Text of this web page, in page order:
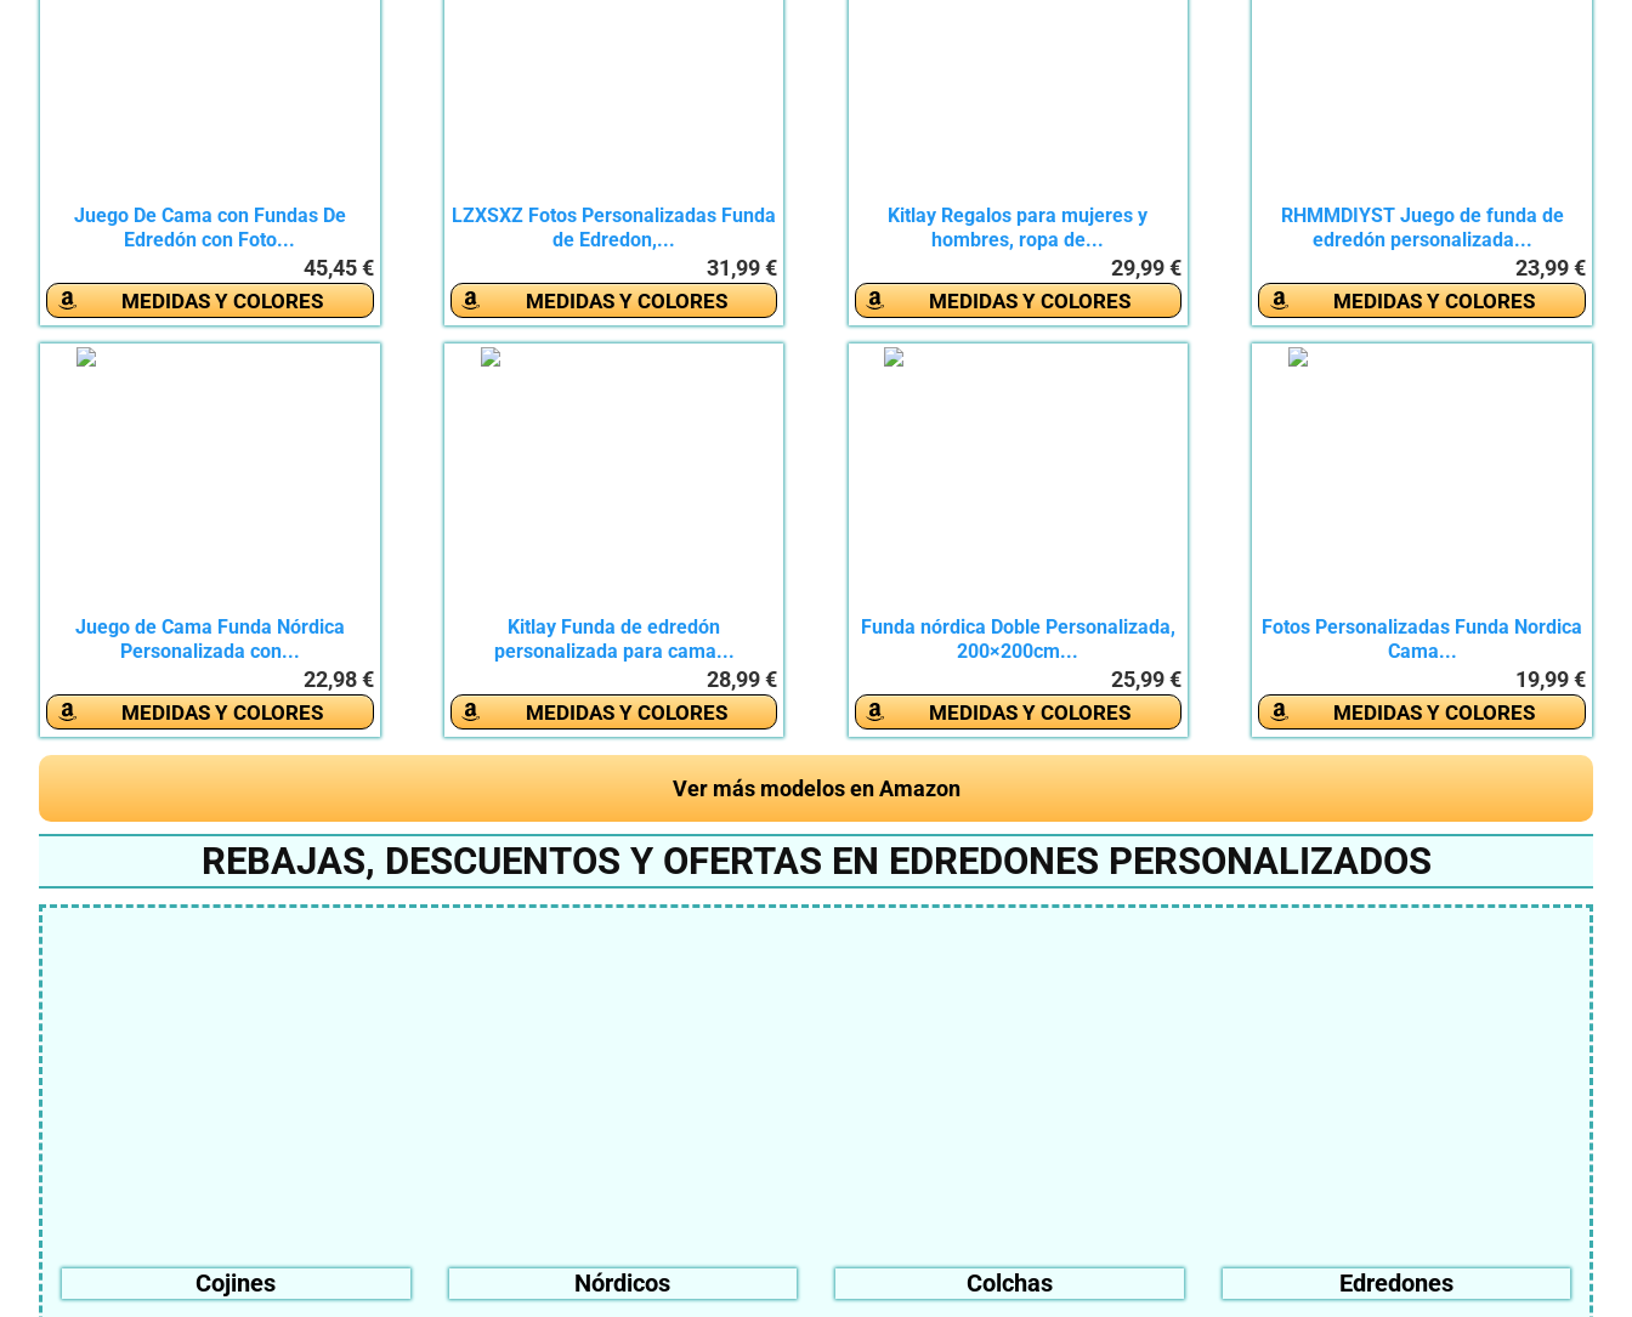
Juego De Cama con Fundas De
Edredón con Foto...
45,45 €
MEDIDAS Y COLORES
LZXSXZ Fotos Personalizadas Funda
de Edredon,...
31,99 €
MEDIDAS Y COLORES
Kitlay Regalos para mujeres y
hombres, ropa de...
29,99 €
MEDIDAS Y COLORES
RHMMDIYST Juego de funda de
edredón personalizada...
23,99 €
MEDIDAS Y COLORES
Juego de Cama Funda Nórdica
Personalizada con...
22,98 €
MEDIDAS Y COLORES
Kitlay Funda de edredón
personalizada para cama...
28,99 €
MEDIDAS Y COLORES
Funda nórdica Doble Personalizada,
200×200cm...
25,99 €
MEDIDAS Y COLORES
Fotos Personalizadas Funda Nordica
Cama...
19,99 €
MEDIDAS Y COLORES
Ver más modelos en Amazon
REBAJAS, DESCUENTOS Y OFERTAS EN EDREDONES PERSONALIZADOS
Cojines Nórdicos Colchas Edredones